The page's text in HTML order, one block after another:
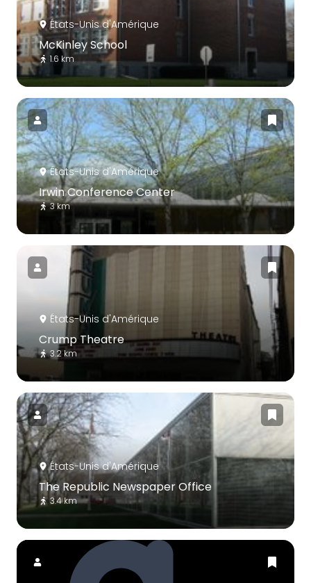
États-Unis d'Amérique
McKinley School
1.6 km
États-Unis d'Amérique
Irwin Conference Center
3 km
États-Unis d'Amérique
Crump Theatre
3.2 km
États-Unis d'Amérique
The Republic Newspaper Office
3.4 km